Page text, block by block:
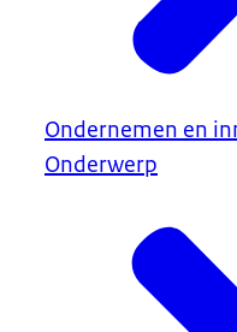
Ondernemen en
Onderwerp